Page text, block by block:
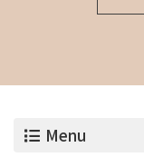
Menu